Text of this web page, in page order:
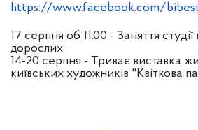
https://www.facebook.com/
17 серпня об 11.00 - Заняття
дорослих
14-20 серпня - Триває виставка
київських художників "Квіткова